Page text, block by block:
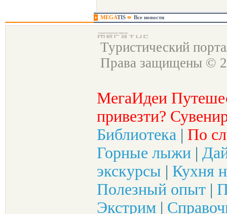
MEGATIS Все новости
Туристический
Права защищены ©
МегаИдеи
привезти?
Библиотека | По
Горные лыжи |
экскурсы | Кухня
Полезный опыт |
Экстрим |